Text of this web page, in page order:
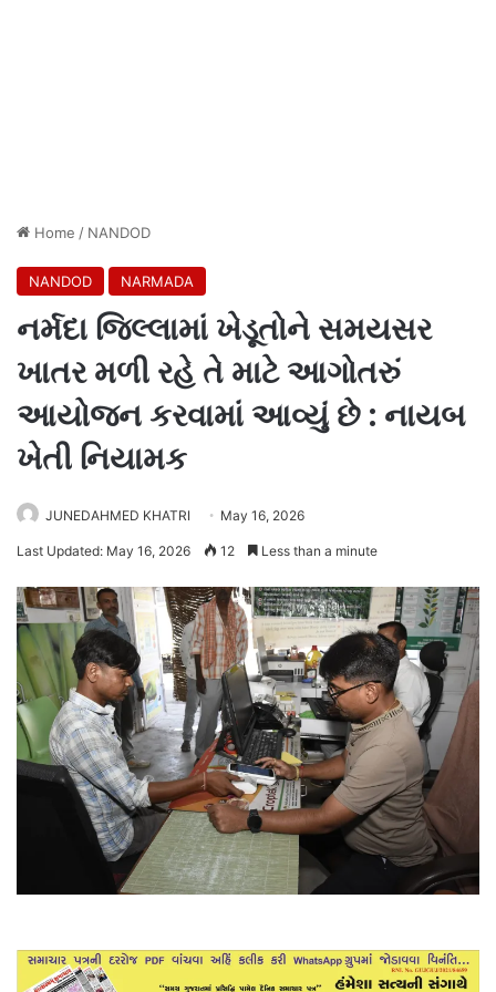
Home / NANDOD
NANDOD NARMADA
નર્મદા જિલ્લામાં ખેડૂતોને સમયસર
ખાતર મળી રહે તે માટે આગોતરું
આયોજન કરવામાં આવ્યું છે : નાયબ
ખેતી નિયામક
JUNEDAHMED KHATRI May 16, 2026
Last Updated: May 16, 2026 12 Less than a minute